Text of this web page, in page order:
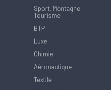
Sport, Montagne,
Tourisme
BTP
Luxe
Chimie
Aéronautique
Textile